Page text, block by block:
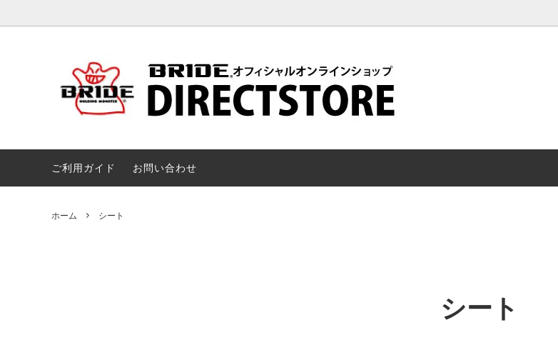
シート シートオプション
全ての商品
ご利用ガイド お問い合わせ
ホーム シート
シート